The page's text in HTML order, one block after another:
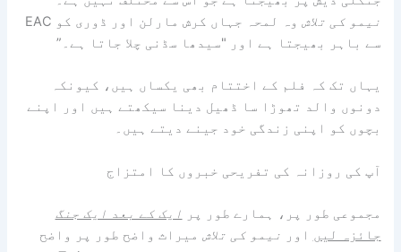
نیمو کی تلاش
وہ لمحہ جہاں کرش مارلن اور ڈوری کو EAC
سے باہر بھیجتا ہے اور "سیدھا سڈنی چلا جاتا ہے۔”
یہاں تک کہ فلم کے اختتام بھی یکساں ہیں، کیونکہ
دونوں والد تھوڑا سا ڈھیل دینا سیکھتے ہیں اور اپنے
بچوں کو اپنی زندگی خود جینے دیتے ہیں۔
آپ کی روزانہ کی تفریحی خبروں کا امتزاج
مجموعی طور پر، ہمارے طور پر ایک کے بعد ایک جنگ
جائزہ لیں اور نیمو کی تلاش میراث واضح طور پر واضح